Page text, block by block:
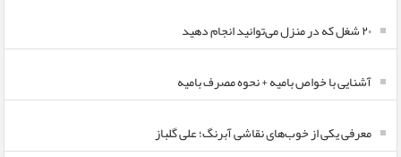
۲۰ شغل که در منزل می‌توانید انجام دهید
آشنایی با خواص بامیه + نحوه مصرف بامیه
معرفی یکی از خوب‌های نقاشی آبرنگ؛ علی گلباز